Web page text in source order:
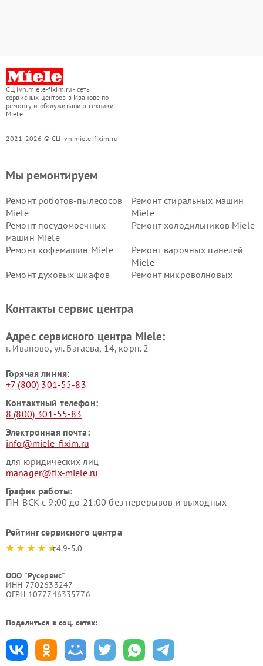
СЦ ivn.miele-fixim.ru - сеть
сервисных центров в Иванове по
ремонту и обслуживанию техники
Miele
2021-2026 © СЦ ivn.miele-fixim.ru
Мы ремонтируем
Ремонт роботов-пылесосов
Miele
Ремонт стиральных машин
Miele
Ремонт посудомоечных
машин Miele
Ремонт холодильников Miele
Ремонт кофемашин Miele
Ремонт варочных панелей
Miele
Ремонт духовых шкафов
Ремонт микроволновых
Miele
Miele
пылесосов Miele
Контакты сервис центра
Адрес сервисного центра Miele:
г. Иваново, ул. Багаева, 14, корп. 2
Горячая линия:
+7 (800) 301-55-83
Контактный телефон:
8 (800) 301-55-83
Электронная почта:
info@miele-fixim.ru
для юридических лиц
manager@fix-miele.ru
График работы:
ПН-ВСК с 9:00 до 21:00 без перерывов и выходных
Рейтинг сервисного центра
4.9-5.0
ООО "Русервис"
ИНН 7702633247
ОГРН 1077746335776
Поделиться в соц. сетях: